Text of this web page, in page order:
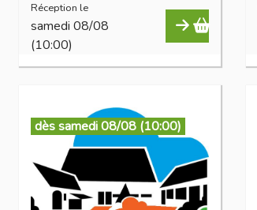
Réception le
samedi 08/08
(10:00)
dès samedi 08/08 (10:00)